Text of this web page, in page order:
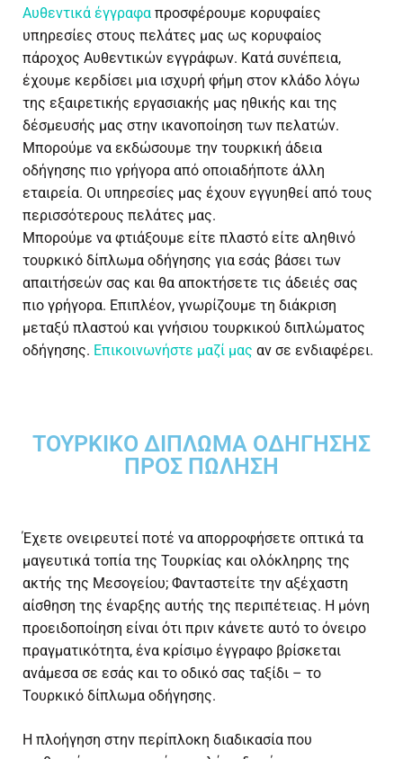
Αυθεντικά έγγραφα προσφέρουμε κορυφαίες
υπηρεσίες στους πελάτες μας ως κορυφαίος
πάροχος Αυθεντικών εγγράφων. Κατά συνέπεια,
έχουμε κερδίσει μια ισχυρή φήμη στον κλάδο λόγω
της εξαιρετικής εργασιακής μας ηθικής και της
δέσμευσής μας στην ικανοποίηση των πελατών.
Μπορούμε να εκδώσουμε την τουρκική άδεια
οδήγησης πιο γρήγορα από οποιαδήποτε άλλη
εταιρεία. Οι υπηρεσίες μας έχουν εγγυηθεί από τους
περισσότερους πελάτες μας.
Μπορούμε να φτιάξουμε είτε πλαστό είτε αληθινό
τουρκικό δίπλωμα οδήγησης για εσάς βάσει των
απαιτήσεών σας και θα αποκτήσετε τις άδειές σας
πιο γρήγορα. Επιπλέον, γνωρίζουμε τη διάκριση
μεταξύ πλαστού και γνήσιου τουρκικού διπλώματος
οδήγησης. Επικοινωνήστε μαζί μας αν σε ενδιαφέρει.
ΤΟΥΡΚΙΚΌ ΔΊΠΛΩΜΑ ΟΔΉΓΗΣΗΣ
ΠΡΟΣ ΠΏΛΗΣΗ
Έχετε ονειρευτεί ποτέ να απορροφήσετε οπτικά τα
μαγευτικά τοπία της Τουρκίας και ολόκληρης της
ακτής της Μεσογείου; Φανταστείτε την αξέχαστη
αίσθηση της έναρξης αυτής της περιπέτειας. Η μόνη
προειδοποίηση είναι ότι πριν κάνετε αυτό το όνειρο
πραγματικότητα, ένα κρίσιμο έγγραφο βρίσκεται
ανάμεσα σε εσάς και το οδικό σας ταξίδι – το
Τουρκικό δίπλωμα οδήγησης.
Η πλοήγηση στην περίπλοκη διαδικασία που